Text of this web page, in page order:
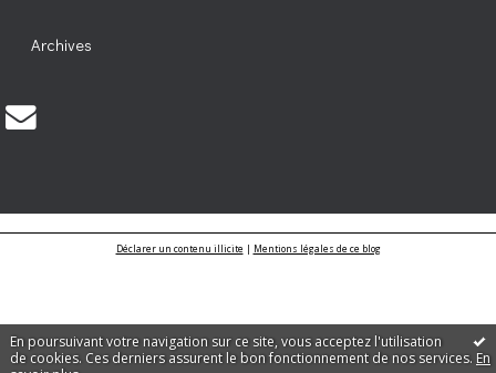
En poursuivant votre navigation sur ce site, vous acceptez l'utilisation
de cookies. Ces derniers assurent le bon fonctionnement de nos services. En
Archives
Déclarer un contenu illicite| Mentions légales de ce blog